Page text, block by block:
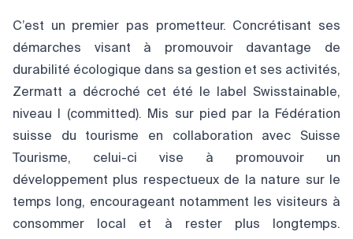
C’est un premier pas prometteur. Concrétisant ses
démarches visant à promouvoir davantage de
durabilité écologique dans sa gestion et ses activités,
Zermatt a décroché cet été le label Swisstainable,
niveau I (committed). Mis sur pied par la Fédération
suisse du tourisme en collaboration avec Suisse
Tourisme, celui-ci vise à promouvoir un
développement plus respectueux de la nature sur le
temps long, encourageant notamment les visiteurs à
consommer local et à rester plus longtemps.